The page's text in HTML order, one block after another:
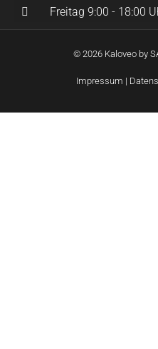
Freitag 9:00 - 18:00
© 2026 Kaloveo by
Impressum |